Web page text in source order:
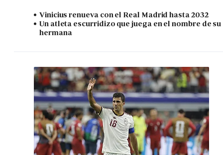
Vinicius renueva con el Real Madrid hasta 2032
Un atleta escurridizo que juega en el nombre de su
hermana